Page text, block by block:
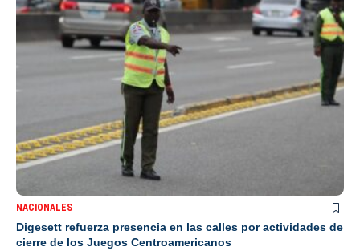
NACIONALES
Digesett refuerza presencia en las calles por actividades de
cierre de los Juegos Centroamericanos